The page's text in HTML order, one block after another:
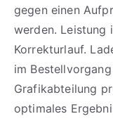
gegen einen
werden. Leistung
Korrekturlauf.
im
Grafikabteilung
optimales